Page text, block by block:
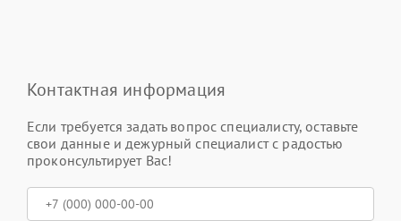
Контактная информация
Если требуется задать вопрос специалисту, оставьте
свои данные и дежурный специалист с радостью
проконсультирует Вас!